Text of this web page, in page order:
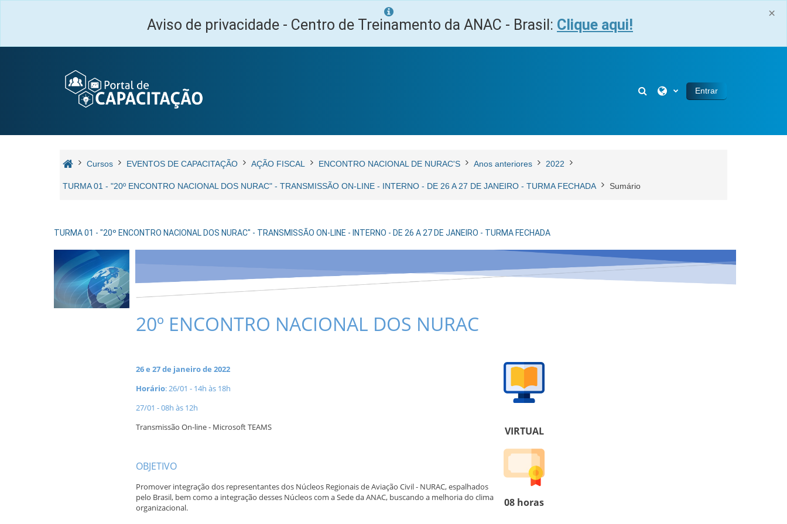
×
Aviso de privacidade - Centro de Treinamento da ANAC - Brasil: Clique aqui!
Alternar entrada de pesquisa
Entrar
Cursos EVENTOS DE CAPACITAÇÃO AÇÃO FISCAL ENCONTRO NACIONAL DE NURAC'S Anos anteriores 2022
TURMA 01 - "20º ENCONTRO NACIONAL DOS NURAC" - TRANSMISSÃO ON-LINE - INTERNO - DE 26 A 27 DE JANEIRO - TURMA FECHADA Sumário
TURMA 01 - "20º ENCONTRO NACIONAL DOS NURAC" - TRANSMISSÃO ON-LINE - INTERNO - DE 26 A 27 DE JANEIRO - TURMA FECHADA
20º ENCONTRO NACIONAL DOS NURAC
26 e 27 de janeiro de 2022
Horário: 26/01 - 14h às 18h
27/01 - 08h às 12h
Transmissão On-line - Microsoft TEAMS
OBJETIVO
Promover integração dos representantes dos Núcleos Regionais de Aviação Civil - NURAC, espalhados
pelo Brasil, bem como a integração desses Núcleos com a Sede da ANAC, buscando a melhoria do clima
organizacional.
VIRTUAL
08 horas